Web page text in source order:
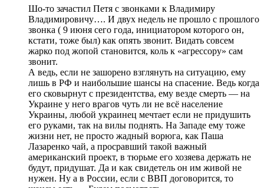
Шо-то зачастил Петя с звонками к Владимиру
Владимировичу…. И двух недель не прошло с прошлого
звонка ( 9 июня сего года, инициатором которого он,
кстати, тоже был) как опять звонит. Видать совсем
жарко под жопой становится, коль к «агрессору» сам
звонит.
А ведь, если не зашорено взглянуть на ситуацию, ему
лишь в РФ и наибольшие шансы на спасение. Ведь когда
его сковырнут с президентства, ему везде смерть — на
Украине у него врагов чуть ли не всё население
Украины, любой украинец мечтает если не придушить
его руками, так на вилы поднять. На Западе ему тоже
жизни нет, не просто жадный ворюга, как Паша
Лазаренко чай, а просравший такой важный
американский проект, в тюрьме его хозяева держать не
будут, придушат. Да и как свидетель он им живой не
нужен. Ну а в России, если с ВВП договорится, то